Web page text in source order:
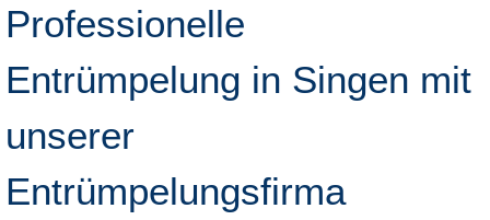
Professionelle
Entrümpelung in Singen mit
unserer
Entrümpelungsfirma